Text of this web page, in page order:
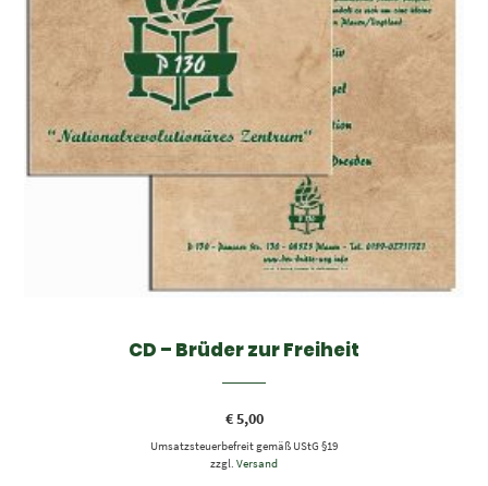
WEITERLESEN
CD – Brüder zur Freiheit
€5,00
Umsatzsteuerbefreit gemäß UStG §19
zzgl. Versand